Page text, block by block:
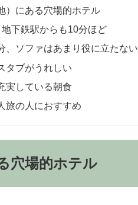
）にある穴場的ホテル
下鉄駅からも10分ほど
、ソファはあまり役に立たない
タブがうれしい
実している朝食
旅の人におすすめ
穴場的ホテル